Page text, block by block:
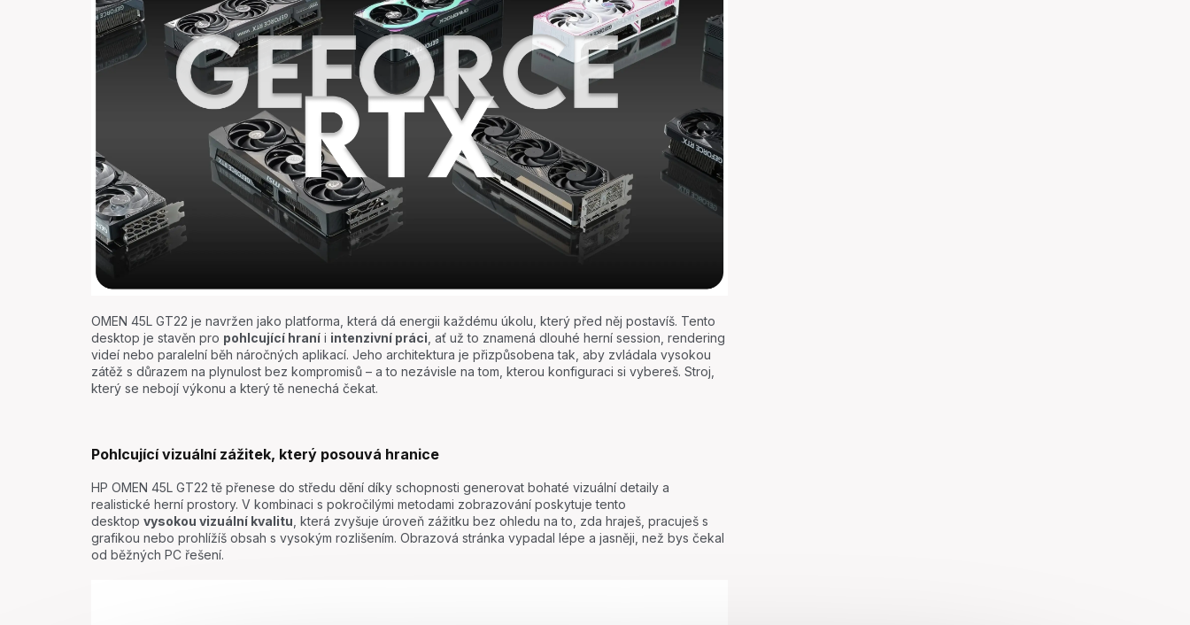
OMEN 45L GT22 je navržen jako platforma, která dá energii každému úkolu, který před něj postavíš. Tento
desktop je stavěn pro pohlcující hraní i intenzivní práci , ať už to znamená dlouhé herní session, rendering
videí nebo paralelní běh náročných aplikací. Jeho architektura je přizpůsobena tak, aby zvládala vysokou
zátěž s důrazem na plynulost bez kompromisů – a to nezávisle na tom, kterou konfiguraci si vybereš. Stroj,
který se nebojí výkonu a který tě nenechá čekat.
Pohlcující vizuální zážitek, který posouvá hranice
HP OMEN 45L GT22 tě přenese do středu dění díky schopnosti generovat bohaté vizuální detaily a
realistické herní prostory. V kombinaci s pokročilými metodami zobrazování poskytuje tento
desktop vysokou vizuální kvalitu , která zvyšuje úroveň zážitku bez ohledu na to, zda hraješ, pracuješ s
grafikou nebo prohlížíš obsah s vysokým rozlišením. Obrazová stránka vypadal lépe a jasněji, než bys čekal
od běžných PC řešení.